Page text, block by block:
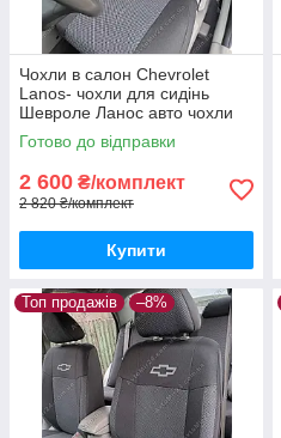
Чохли в салон Chevrolet
Lanos- чохли для сидінь
Шевроле Ланос авто чохли
Chevrolet Lanos
Готово до відправки
2 600 ₴/комплект
2 820 ₴/комплект
Купити
Топ продажів –8%